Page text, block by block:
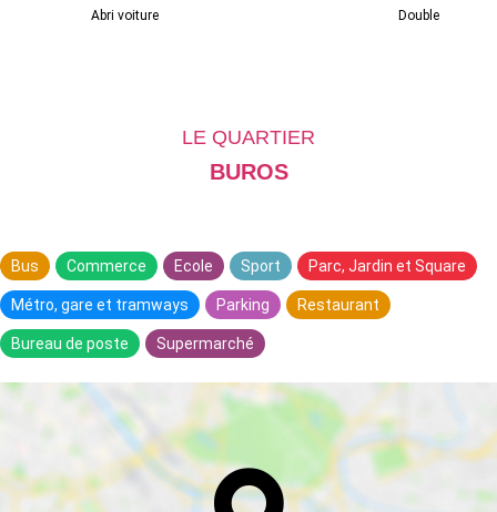
Abri voiture Double
LE QUARTIER
BUROS
Bus Commerce Ecole Sport Parc, Jardin et Square
Métro, gare et tramways Parking Restaurant
Bureau de poste Supermarché